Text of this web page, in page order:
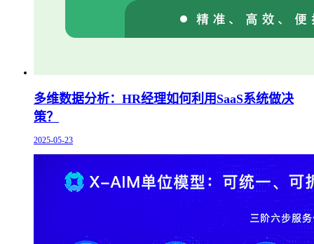
多维数据分析：HR经理如何利用SaaS系统做决
策？
2025-05-23